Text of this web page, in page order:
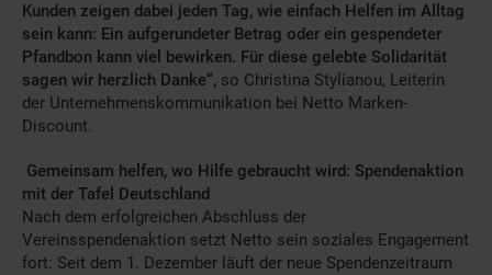
Kunden zeigen dabei jeden Tag, wie einfach Helfen im Alltag
sein kann: Ein aufgerundeter Betrag oder ein gespendeter
Pfandbon kann viel bewirken. Für diese gelebte Solidarität
sagen wir herzlich Danke“, so Christina Stylianou, Leiterin
der Unternehmenskommunikation bei Netto Marken-
Discount.
Gemeinsam helfen, wo Hilfe gebraucht wird: Spendenaktion
mit der Tafel Deutschland
Nach dem erfolgreichen Abschluss der
Vereinsspendenaktion setzt Netto sein soziales Engagement
fort: Seit dem 1. Dezember läuft der neue Spendenzeitraum